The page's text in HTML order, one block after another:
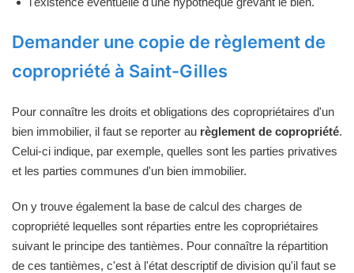
Demander une copie de règlement de
copropriété à Saint-Gilles
Pour connaître les droits et obligations des copropriétaires d'un
bien immobilier, il faut se reporter au règlement de copropriété.
Celui-ci indique, par exemple, quelles sont les parties privatives
et les parties communes d'un bien immobilier.
On y trouve également la base de calcul des charges de
copropriété lequelles sont réparties entre les copropriétaires
suivant le principe des tantièmes. Pour connaître la répartition
de ces tantièmes, c'est à l'état descriptif de division qu'il faut se